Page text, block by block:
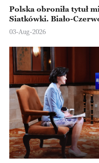
Polska obroniła tytuł
Siatkówki. Biało-
Ningbo
03-Aug-2026